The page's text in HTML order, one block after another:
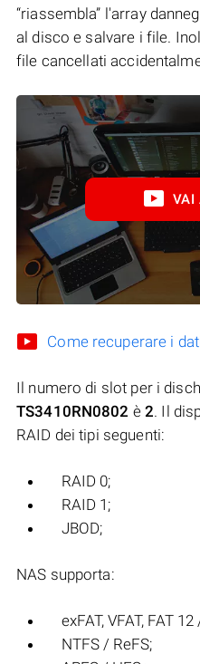
“riassembla” l'array
al disco e salvare i file.
file cancellati
VAI
Come recuperare i
Il numero di slot per i
TS3410RN0802 è2. Il
RAID dei tipi seguenti:
RAID 0;
RAID 1;
JBOD;
NAS supporta:
exFAT, VFAT, FAT
NTFS / ReFS;